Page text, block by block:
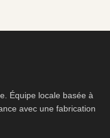
Équipe locale basée à
avec une fabrication